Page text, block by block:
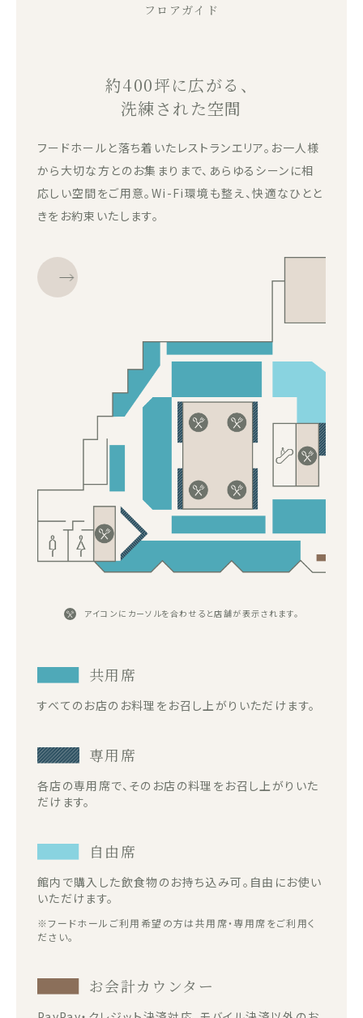
フロアガイド
約400坪に広がる、
洗練された空間
フードホールと落ち着いたレストランエリア。お一人様
から大切な方とのお集まりまで、あらゆるシーンに相
応しい空間をご用意。Wi-Fi環境も整え、快適なひとと
きをお約束いたします。
アイコンにカーソルを合わせると店舗が表示されます。
共用席
すべてのお店のお料理をお召し上がりいただけます。
専用席
各店の専用席で、そのお店の料理をお召し上がりいた
だけます。
自由席
館内で購入した飲食物のお持ち込み可。自由にお使い
いただけます。
※フードホールご利用希望の方は共用席・専用席をご利用く
ださい。
お会計カウンター